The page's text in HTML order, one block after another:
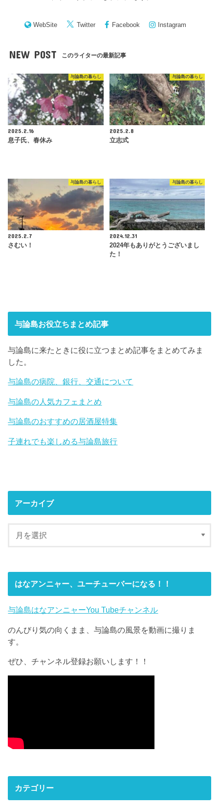
WebSite Twitter Facebook Instagram
NEW POST このライターの最新記事
与論島の暮らし
2025.2.16
息子氏、春休み
与論島の暮らし
2025.2.8
立志式
与論島の暮らし
2025.2.7
さむい！
与論島の暮らし
2024.12.31
2024年もありがとうございまし
た！
与論島お役立ちまとめ記事
与論島に来たときに役に立つまとめ記事をまとめてみま
した。
与論島の病院、銀行、交通について
与論島の人気カフェまとめ
与論島のおすすめの居酒屋特集
子連れでも楽しめる与論島旅行
アーカイブ
はなアンニャー、ユーチューバーになる！！
与論島はなアンニャーYou Tubeチャンネル
のんびり気の向くまま、与論島の風景を動画に撮りま
す。
ぜひ、チャンネル登録お願いします！！
カテゴリー